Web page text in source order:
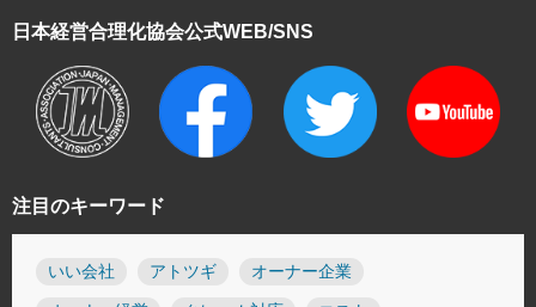
注目のキーワード
いい会社 アトツギ オーナー企業
日本経営合理化協会公式WEB/SNS